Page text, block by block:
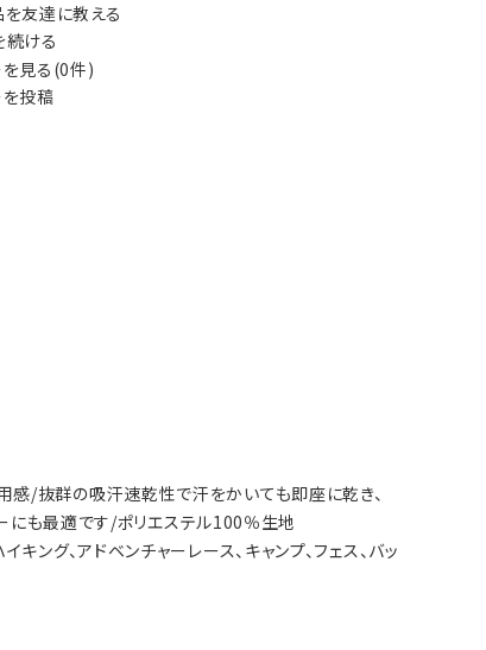
を友達に教える
続ける
を見る(0件)
を投稿
/抜群の吸汗速乾性で汗をかいても即座に乾き、
にも最適です/ポリエステル100％生地
ング、アドベンチャーレース、キャンプ、フェス、バッ